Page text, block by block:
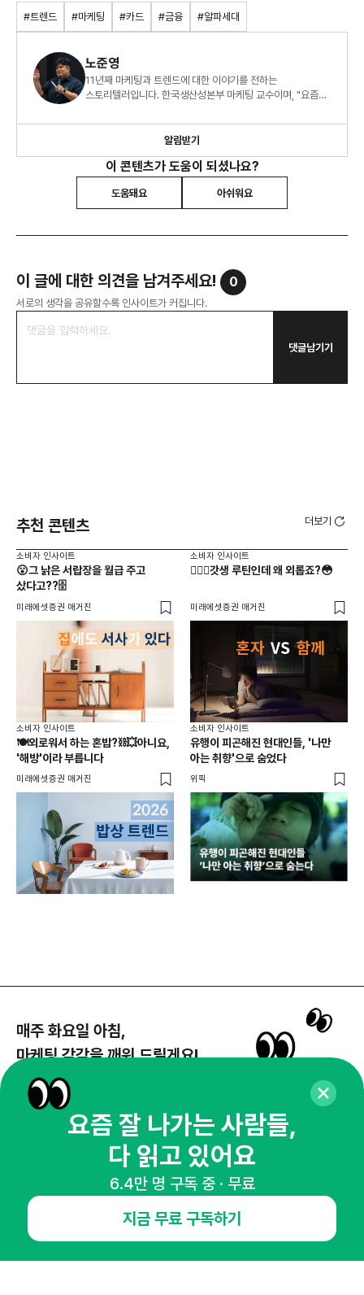
#트렌드 #마케팅 #카드 #금융 #알파세대
노준영
11년째 마케팅과 트렌드에 대한 이야기를 전하는
스토리텔러입니다. 한국생산성본부 마케팅 교수이며, "요즘
알림받기
이 콘텐츠가 도움이 되셨나요?
도움돼요 아쉬워요
이 글에 대한 의견을 남겨주세요! 0
서로의 생각을 공유할수록 인사이트가 커집니다.
댓글남기기
추천 콘텐츠 더보기
소비자 인사이트
😮그 낡은 서랍장을 월급 주고
샀다고??🗄️
미래에셋증권 매거진
소비자 인사이트
🏋🏻‍♂️갓생 루틴인데 왜 외롭죠?😳
미래에셋증권 매거진
소비자 인사이트
🍽️외로워서 하는 혼밥?⛓️‍💥아니요,
'해방'이라 부릅니다
미래에셋증권 매거진
소비자 인사이트
유행이 피곤해진 현대인들, '나만
아는 취향'으로 숨었다
위픽
매주 화요일 아침,
마케팅 감각을 깨워 드릴게요!
65,043명의 마케터를 성장시키는 뉴스레터
뉴스레터 구독하기
NHN AD
오픈애즈란
요즘 잘 나가는 사람들,
다 읽고 있어요
6.4만 명 구독 중 · 무료
지금 무료 구독하기